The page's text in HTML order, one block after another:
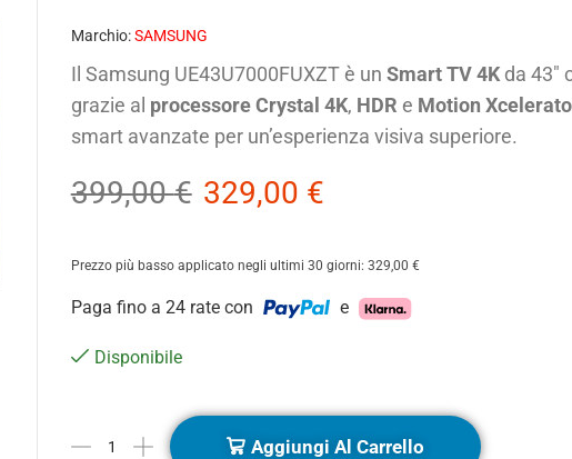
Marchio:SAMSUNG
Il Samsung UE43U7000FUXZT è un Smart TV 4Kda 43″
grazie al processore Crystal 4K, HDR e Motion
smart avanzate per un’esperienza visiva superiore.
399,00€ 329,00 €
Prezzo più basso applicato negli ultimi 30 giorni: 329,00 €
Paga fino a 24 rate con e
Disponibile
Aggiungi Al Carrello